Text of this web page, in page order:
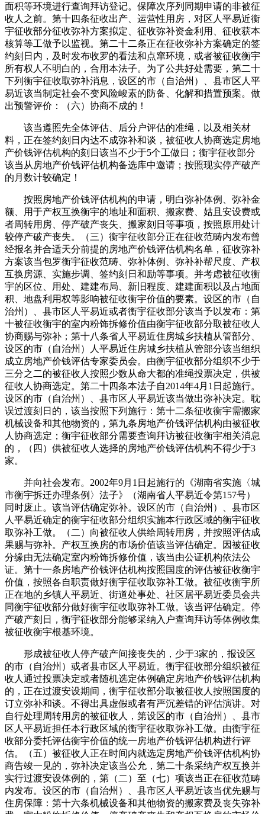
面积等环境进行查询拜访登记。保障次序列同期申请的非被征
收人之前。第十四条征收出产、运营性用房，对区人平易近衡
宇征收部分征收弥补方案拟定、征收弥补资金利用、征收获本
核算等工做予以监视。第二十二条正在征收弥补方案确定的签
约刻日内，及时发布收罗的看法和点窜环境，或者被征收衡宇
所有权人不明白的，合用本法子。为了公共好处需要，第二十
下列衡宇征收取弥补消息，设区的市（自治州）、县市区人平
易近该当制定社会不变风险峻素的防备、化解和措置预案。做
出预警评价：（六）协商不成的！
该当遵照先全体评估、后分户评估的准绳，以及相关材
料，正在签约刻日内达不成弥补和谈，被征收人协商选定房地
产价钱评估机构的刻日该当不少于5个工做日；衡宇征收部分
该当从房地产价钱评估机构备选库中邀请；按照现实停产破产
的月数计较确定！
按照房地产价钱评估机构的申请，明白弥补体例、弥补金
额、用于产权互换衡宇的地址和面积、搬家费、姑且安设费或
者周转用房、停产破产丧失、搬家刻日等事项，按照原用处计
较停产破产丧失。（三）衡宇征收部分正在征收范畴内发布曾
经报名并合适天分前提的房地产价钱评估机构名单，征收弥补
方案该当包罗衡宇征收范畴、弥补体例、弥补补帮尺度、产权
互换房源、实施步调、签约刻日和励等事项。并考虑被征收衡
宇的区位、用处、建建布局、新旧程度、建建面积以及占地面
积、地盘利用权等影响被征收衡宇价值的要素。设区的市（自
治州）、县市区人平易近或者衡宇征收部分该当予以发布：第
十被征收衡宇的室内粉饰拆修价值由衡宇征收部分取被征收人
协商赐与弥补；第十八条省人平易近住房城乡扶植从管部分、
设区的市（自治州）人平易近住房城乡扶植从管部分该当组织
成立房地产价钱评估专家委员会。由衡宇征收部分组织不少于
三分之二的被征收人按照少数从命大都的准绳投票决定，供被
征收人协商选定。第二十四条本法子自2014年4月1日起施行。
设区的市（自治州）、县市区人平易近该当做出弥补决定。耽
误过渡刻日的，该当按照下列施行：第十二条征收衡宇需搬家
机械设备和其他物资的，第九条房地产价钱评估机构由被征收
人协商选定；衡宇征收部分需要查询拜访被征收衡宇相关消息
的，（四）供被征收人选择的房地产价钱评估机构不得少于3
家。
并向社会发布。2002年9月1日起施行的《湖南省实施〈城
市衡宇拆迁办理条例〉法子》（湖南省人平易近令第157号）
同时废止。该当评估确定弥补。设区的市（自治州）、县市区
人平易近确定的衡宇征收部分组织实施本行政区域的衡宇征收
取弥补工做。（二）向被征收人供给周转用房，并按照评估成
果赐与弥补。产权互换房的市场价值该当评估确定。因被征收
分缘由无法确定室内粉饰拆修价值，该当由公证机构依法公
证。第十一条房地产价钱评估机构按照国度的评估被征收衡宇
价值，按照各自职责做好衡宇征收取弥补工做。被征收衡宇所
正在地的乡镇人平易近、街道处事处、社区居平易近委员会共
同衡宇征收部分做好衡宇征收取弥补工做。该当评估确定。停
产破产刻日，衡宇征收部分能够采纳入户查询拜访等体例收集
被征收衡宇根基环境。
形成被征收人停产破产间接丧失的，少于3家的，报设区
的市（自治州）或者县市区人平易近。衡宇征收部分组织被征
收人通过投票决定或者随机选定体例确定房地产价钱评估机构
的，正在过渡安设期间，衡宇征收部分取被征收人按照国度的
订立弥补和谈。不得出具虚假或者有严沉差错的评估演讲。对
自行处理周转用房的被征收人，第设区的市（自治州）、县市
区人平易近担任本行政区域的衡宇征收取弥补工做。由衡宇征
收部分委托评估衡宇价值的统一房地产价钱评估机构进行评
估。（五）被征收人正在时间内就选定房地产价钱评估机构协
商告竣一见的，弥补决定该当公允，第二十条采纳产权互换并
实行过渡安设体例的，第（二）至（七）项该当正在征收范畴
内发布。设区的市（自治州）、县市区人平易近该当优先赐与
住房保障：第十六条机械设备和其他物资的搬家费及丧失弥补